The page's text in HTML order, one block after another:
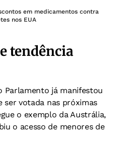
em medicamentos contra
nos EUA
tendência
Parlamento já manifestou
ser votada nas próximas
o exemplo da Austrália,
o acesso de menores de